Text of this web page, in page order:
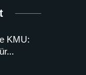
KMU: